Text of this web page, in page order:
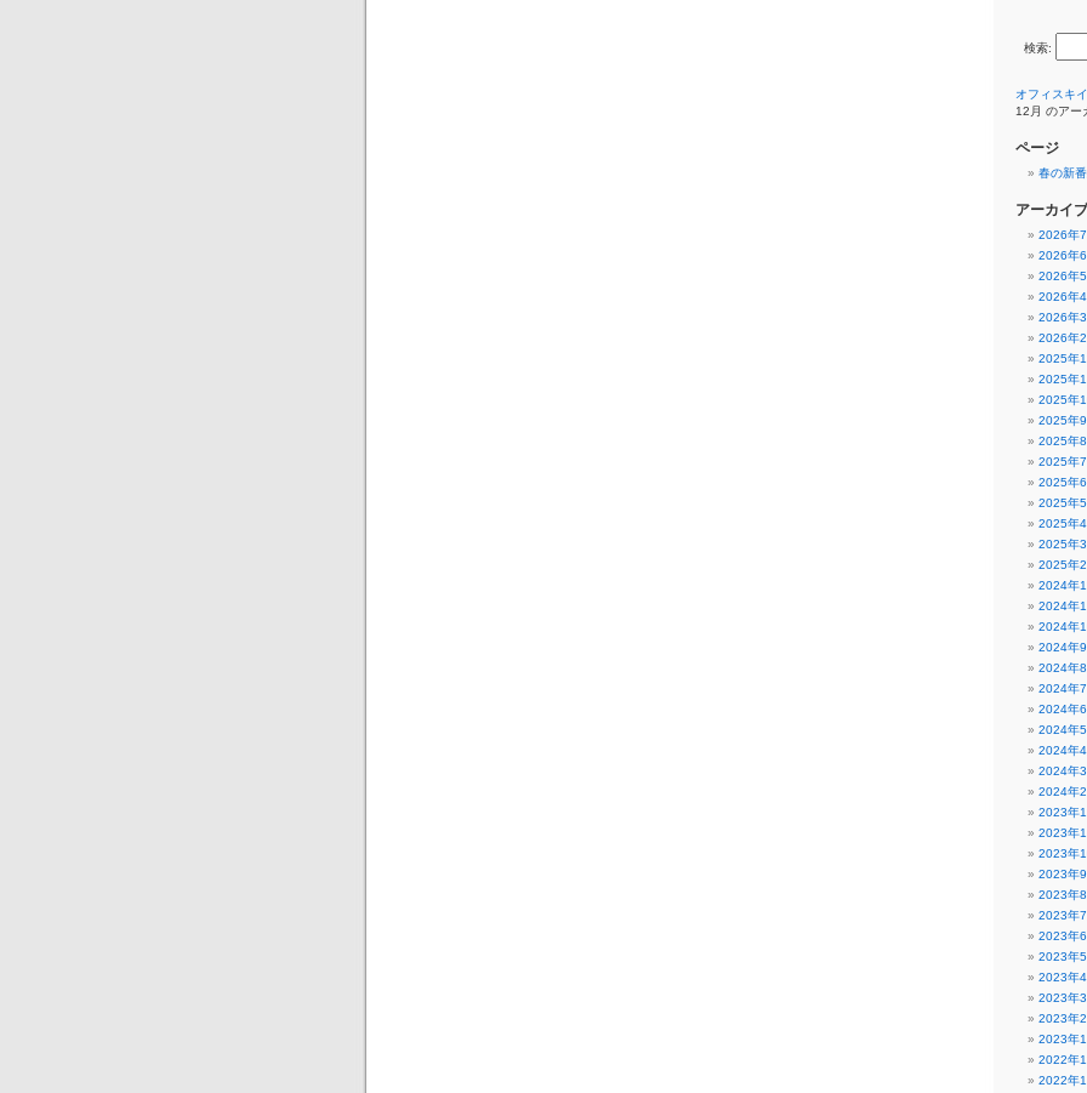
検索:
オフィスキ
12月 のアー
ページ
春の新
アーカイブ
2026年7
2026年6
2026年5
2026年4
2026年3
2026年2
2025年
2025年
2025年
2025年9
2025年8
2025年7
2025年6
2025年5
2025年4
2025年3
2025年2
2024年
2024年
2024年
2024年9
2024年8
2024年7
2024年6
2024年5
2024年4
2024年3
2024年2
2023年
2023年
2023年
2023年9
2023年8
2023年7
2023年6
2023年5
2023年4
2023年3
2023年2
2023年1
2022年
2022年